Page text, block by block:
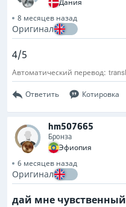
Дания
8 месяцев назад
Оригинал
4/5
Автоматический перевод:
Ответить Котировка
hm507665
Бронза
Эфиопия
6 месяцев назад
Оригинал
дай мне чувственный